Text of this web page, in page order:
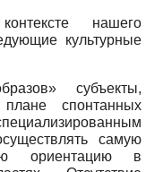
нашего
культурные
субъекты,
спонтанных
самую
ориентацию в